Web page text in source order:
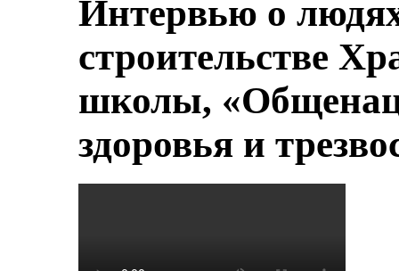
Интервью о
строительстве
школы,
здоровья и